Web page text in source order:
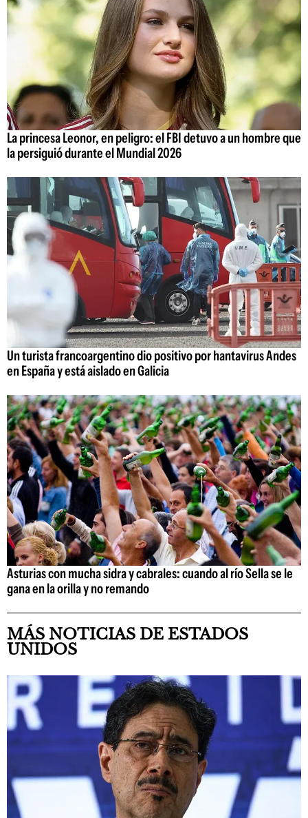
La princesa Leonor, en peligro: el FBI detuvo a un hombre que
la persiguió durante el Mundial 2026
Un turista francoargentino dio positivo por hantavirus Andes
en España y está aislado en Galicia
Asturias con mucha sidra y cabrales: cuando al río Sella se le
gana en la orilla y no remando
MÁS NOTICIAS DE ESTADOS
UNIDOS